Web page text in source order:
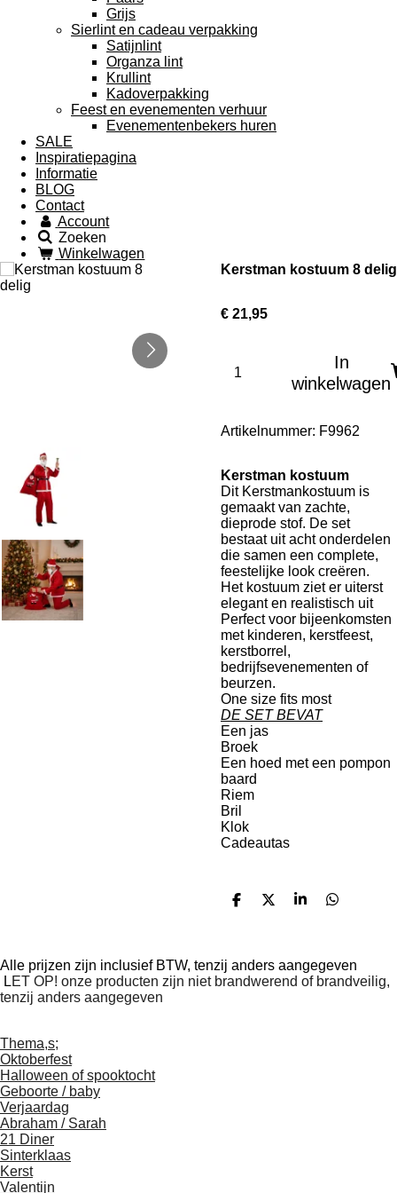
Grijs
Sierlint en cadeau verpakking
Satijnlint
Organza lint
Krullint
Kadoverpakking
Feest en evenementen verhuur
Evenementenbekers huren
SALE
Inspiratiepagina
Informatie
BLOG
Contact
Account
Zoeken
Winkelwagen
Kerstman kostuum 8 delig
€ 21,95
In
winkelwagen
Artikelnummer: F9962
Kerstman kostuum
Dit Kerstmankostuum is
gemaakt van zachte,
dieprode stof. De set
bestaat uit acht onderdelen
die samen een complete,
feestelijke look creëren.
Het kostuum ziet er uiterst
elegant en realistisch uit
Perfect voor bijeenkomsten
met kinderen, kerstfeest,
kerstborrel,
bedrijfsevenementen of
beurzen.
One size fits most
DE SET BEVAT
Een jas
Broek
Een hoed met een pompon
baard
Riem
Bril
Klok
Cadeautas
D
n
D
S
e
D
n
Alle prijzen zijn inclusief BTW, tenzij anders aangegeven
LET OP! onze producten zijn niet brandwerend of brandveilig,
tenzij anders aangegeven
Thema,s;
Oktoberfest
Halloween of spooktocht
Geboorte / baby
Verjaardag
Abraham / Sarah
21 Diner
Sinterklaas
Kerst
Valentijn